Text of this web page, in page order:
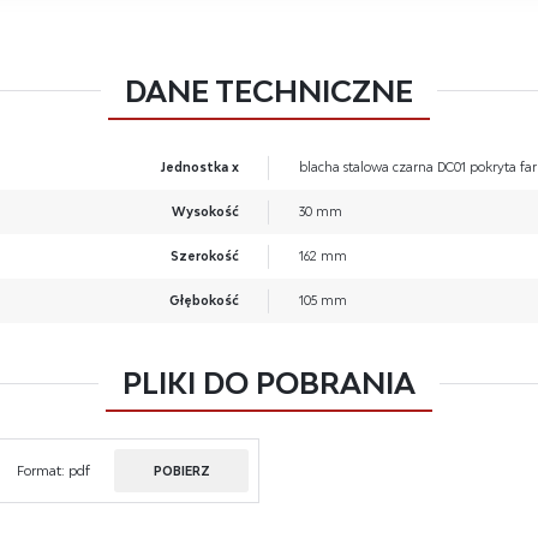
DANE TECHNICZNE
Jednostka x blacha stalowa czarna DC01 pokryta
Wysokość 30 mm
Szerokość 162 mm
Głębokość 105 mm
PLIKI DO POBRANIA
Format: pdf POBIERZ
Treści promocyjne mogą pojawić się na stronach podmiotów trzecich lub firm
naszymi partnerami oraz innych dostawców usług. Firmy te działają w
prezentujących nasze treści w postaci wiadomości, ofert, komunikatów mediów